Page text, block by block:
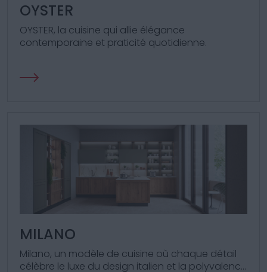
OYSTER
OYSTER, la cuisine qui allie élégance
contemporaine et praticité quotidienne.
MILANO
Milano, un modèle de cuisine où chaque détail
célèbre le luxe du design italien et la polyvalence